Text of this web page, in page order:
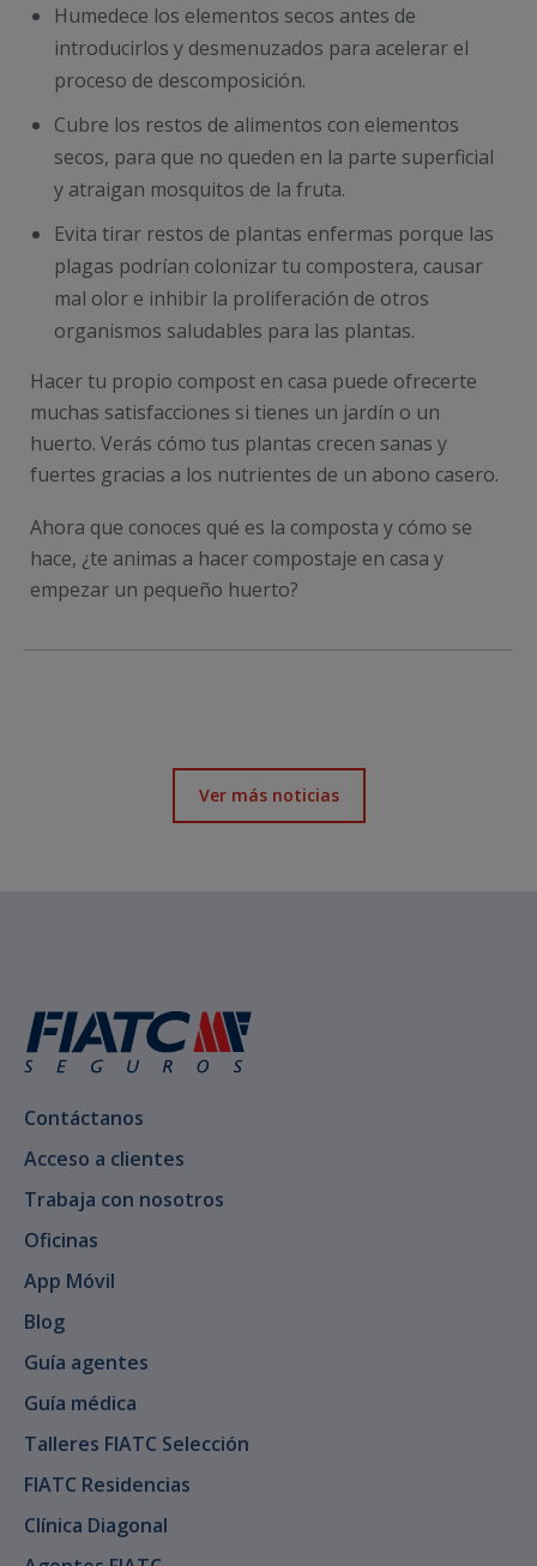
Humedece los elementos secos antes de
introducirlos y desmenuzados para acelerar el
proceso de descomposición.
Cubre los restos de alimentos con elementos
secos, para que no queden en la parte superficial
y atraigan mosquitos de la fruta.
Evita tirar restos de plantas enfermas porque las
plagas podrían colonizar tu compostera, causar
mal olor e inhibir la proliferación de otros
organismos saludables para las plantas.
Hacer tu propio compost en casa puede ofrecerte
muchas satisfacciones si tienes un jardín o un
huerto. Verás cómo tus plantas crecen sanas y
fuertes gracias a los nutrientes de un abono casero.
Ahora que conoces qué es la composta y cómo se
hace, ¿te animas a hacer compostaje en casa y
empezar un pequeño huerto?
Ver más noticias
Contáctanos
Acceso a clientes
Trabaja con nosotros
Oficinas
App Móvil
Blog
Guía agentes
Guía médica
Talleres FIATC Selección
FIATC Residencias
Clínica Diagonal